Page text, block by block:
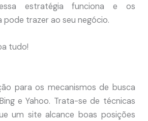
estratégia funciona e os
pode trazer ao seu negócio.
tudo!
para os mecanismos de busca
e Yahoo. Trata-se de técnicas
um site alcance boas posições